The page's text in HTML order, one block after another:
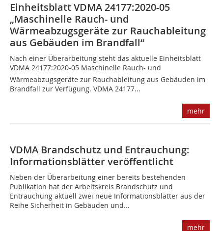
Einheitsblatt VDMA 24177:2020-05
„Maschinelle Rauch- und
Wärmeabzugsgeräte zur Rauchableitung
aus Gebäuden im Brandfall“
Nach einer Überarbeitung steht das aktuelle Einheitsblatt
VDMA 24177:2020-05 Maschinelle Rauch- und
Wärmeabzugsgeräte zur Rauchableitung aus Gebäuden im
Brandfall zur Verfügung. VDMA 24177...
mehr
VDMA Brandschutz und Entrauchung:
Informationsblätter veröffentlicht
Neben der Überarbeitung einer bereits bestehenden
Publikation hat der Arbeitskreis Brandschutz und
Entrauchung aktuell zwei neue Informationsblätter aus der
Reihe Sicherheit in Gebäuden und...
mehr